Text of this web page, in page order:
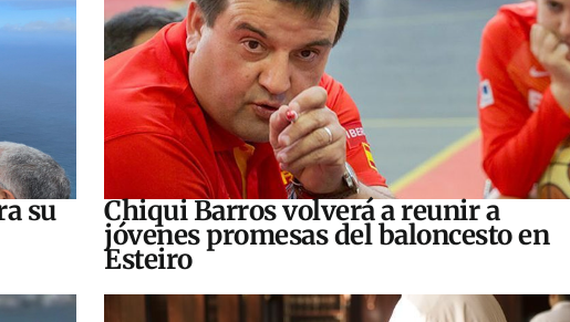
su Chiqui Barros volverá a reunir a
jóvenes promesas del baloncesto en
Esteiro